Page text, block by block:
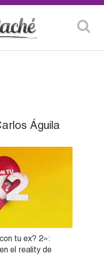
Águila
tu ex? 2»:
el reality de